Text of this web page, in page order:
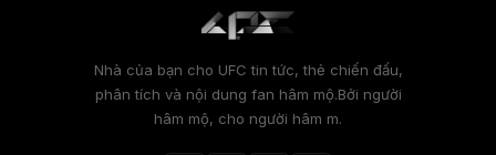
Nhà của bạn cho UFC tin tức, thẻ chiến đấu,
phân tích và nội dung fan hâm mộ.Bởi người
hâm mộ, cho người hâm m.